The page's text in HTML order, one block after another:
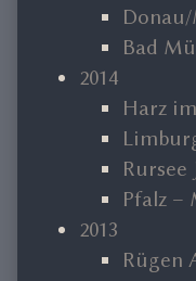
Bad
2014
Harz
Rursee
Pfalz –
2013
Rügen